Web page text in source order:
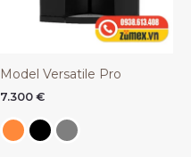
Model Versatile Pro
7.300 €